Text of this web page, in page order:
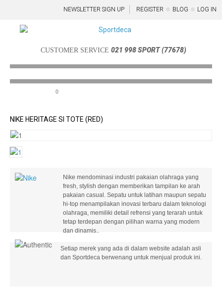
NEWSLETTER SIGN UP REGISTER BLOG LOG IN
CUSTOMER SERVICE 021 998 SPORT (77678)
Menu
0
NIKE HERITAGE SI TOTE (RED)
Nike mendominasi industri pakaian olahraga yang
fresh, stylish dengan memberikan tampilan ke arah
pakaian casual. Sepatu untuk latihan maupun sepatu
hi-top menampilakan inovasi terbaru dalam teknologi
olahraga, memiliki detail refrensi yang terarah untuk
tetap terdepan dengan pilihan warna yang modern
dan dinamis..
Setiap merek yang ada di dalam website adalah asli
dan Sportdeca berwenang untuk menjual produk ini.